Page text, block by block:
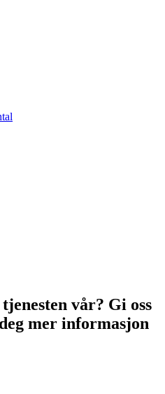
vår? Gi oss
mer informasjon